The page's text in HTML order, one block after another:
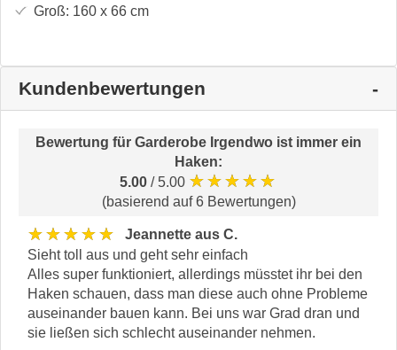
Groß: 160 x 66cm
Kundenbewertungen
Bewertung für Garderobe Irgendwo ist immer ein
Haken:
5.00 / 5.00 ★★★★★
(basierend auf 6 Bewertungen)
★★★★★
Jeannette aus C.
Sieht toll aus und geht sehr einfach
Alles super funktioniert, allerdings müsstet ihr bei den
Haken schauen, dass man diese auch ohne Probleme
auseinander bauen kann. Bei uns war Grad dran und
sie ließen sich schlecht auseinander nehmen.